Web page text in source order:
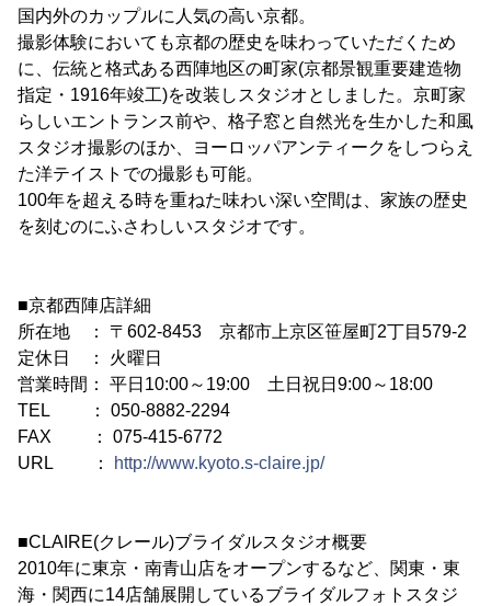
国内外のカップルに人気の高い京都。
撮影体験においても京都の歴史を味わっていただくため
に、伝統と格式ある西陣地区の町家(京都景観重要建造物
指定・1916年竣工)を改装しスタジオとしました。京町家
らしいエントランス前や、格子窓と自然光を生かした和風
スタジオ撮影のほか、ヨーロッパアンティークをしつらえ
た洋テイストでの撮影も可能。
100年を超える時を重ねた味わい深い空間は、家族の歴史
を刻むのにふさわしいスタジオです。
■京都西陣店詳細
所在地 ： 〒602-8453 京都市上京区笹屋町2丁目579-2
定休日 ： 火曜日
営業時間： 平日10:00～19:00 土日祝日9:00～18:00
TEL ： 050-8882-2294
FAX ： 075-415-6772
URL ：
http://www.kyoto.s-claire.jp/
■CLAIRE(クレール)ブライダルスタジオ概要
2010年に東京・南青山店をオープンするなど、関東・東
海・関西に14店舗展開しているブライダルフォトスタジ